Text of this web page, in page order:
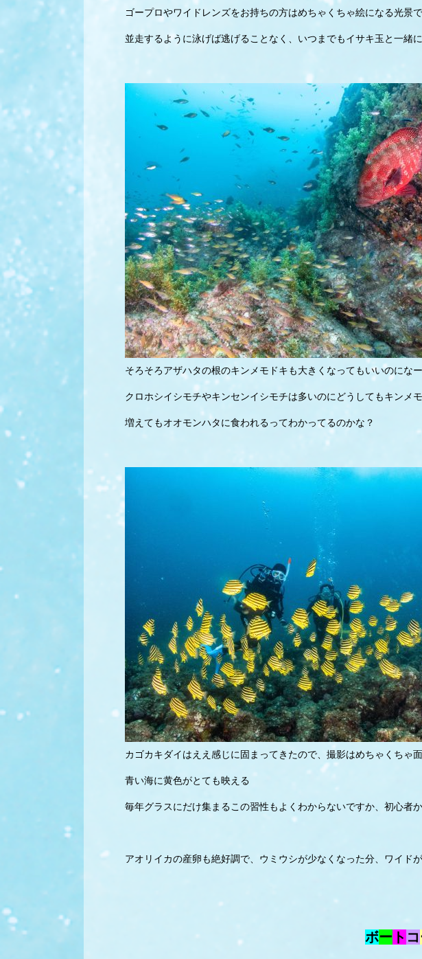
ゴープロやワイドレンズをお持ちの方はめちゃくちゃ絵になる光景で
並走するように泳げば逃げることなく、いつまでもイサキ玉と一緒
そろそろアザハタの根のキンメモドキも大きくなってもいいのになー
クロホシイシモチやキンセンイシモチは多いのにどうしてもキンメ
増えてもオオモンハタに食われるってわかってるのかな？
カゴカキダイはええ感じに固まってきたので、撮影はめちゃくちゃ
青い海に黄色がとても映える
毎年グラスにだけ集まるこの習性もよくわからないですか、初心者
アオリイカの産卵も絶好調で、ウミウシが少なくなった分、ワイド
ボー ト コ